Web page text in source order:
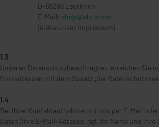
D-88299 Leutkirch
E-Mail: shop@elo.store
(siehe unser Impressum)
1.3
Unseren Datenschutzbeauftragten, erreichen Sie
Postadressen mit dem Zusatz „der
1.4
Bei Ihrer Kontaktaufnahme mit uns per E-Mail
Daten (Ihre E-Mail-Adresse, ggf. Ihr Name und